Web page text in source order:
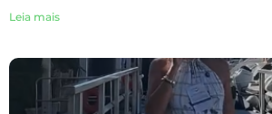
Leia mais